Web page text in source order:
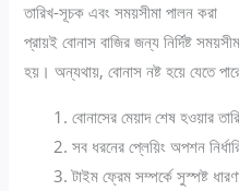
তারিখ-সূচক এবং সময়সীমা পালন করা
প্রায়ই বোনাস বাজির জন্য নির্দিষ্ট
হয়। অন্যথায়, বোনাস নষ্ট হয়ে যেতে
বোনাসের মেয়াদ শেষ হওয়ার
সব ধরনের প্লেয়িং অপশন
টাইম ফ্রেম সম্পর্কে সুস্পষ্ট